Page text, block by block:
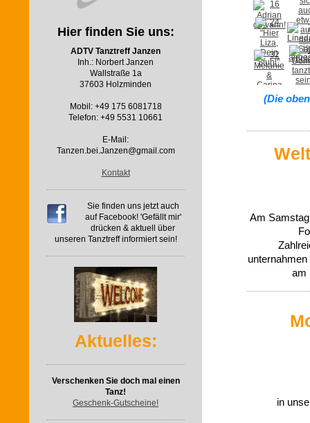
Hier finden Sie uns:
ADTV Tanztreff Janzen
Inh.: Norbert Janzen
Wallstraße 1a
37603 Holzminden
Mobil: +49 175 6081718
Telefon: +49 5531 10661
E-Mail:
Tanzen.bei.Janzen@gmail.com
Kontakt
Sie finden uns jetzt auch
auf Facebook! 'Gefällt mir'
drücken & aktuell über
unseren Tanztreff informiert sein!
Aktuelles:
Verschenken Sie doch mal einen
Tanz!
Geschenk-Gutscheine!
(Die
Am
am
in